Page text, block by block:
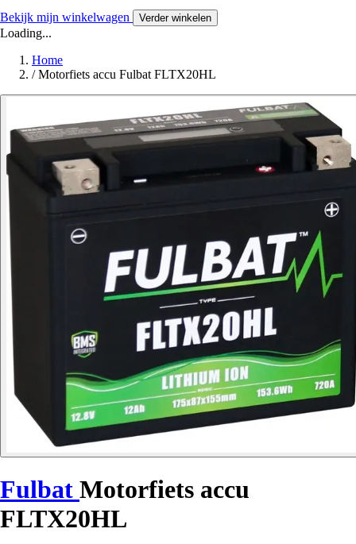
Bekijk mijn winkelwagen Verder winkelen
Loading...
Home
/ Motorfiets accu Fulbat FLTX20HL
Fulbat Motorfiets accu
FLTX20HL